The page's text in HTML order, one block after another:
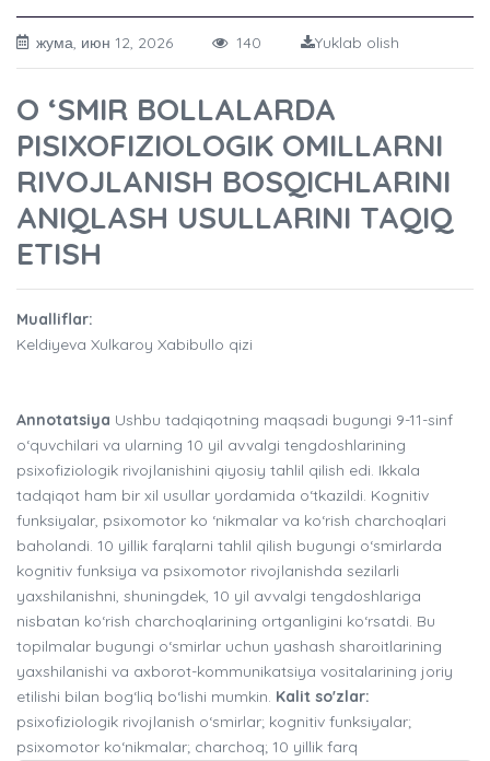
жума, июн 12, 2026 140 Yuklab olish
O ‘SMIR BOLLALARDA
PISIXOFIZIOLOGIK OMILLARNI
RIVOJLANISH BOSQICHLARINI
ANIQLASH USULLARINI TAQIQ
ETISH
Mualliflar:
Keldiyeva Xulkaroy Xabibullo qizi
Annotatsiya Ushbu tadqiqotning maqsadi bugungi 9-11-sinf
o‘quvchilari va ularning 10 yil avvalgi tengdoshlarining
psixofiziologik rivojlanishini qiyosiy tahlil qilish edi. Ikkala
tadqiqot ham bir xil usullar yordamida o‘tkazildi. Kognitiv
funksiyalar, psixomotor ko ‘nikmalar va ko‘rish charchoqlari
baholandi. 10 yillik farqlarni tahlil qilish bugungi o‘smirlarda
kognitiv funksiya va psixomotor rivojlanishda sezilarli
yaxshilanishni, shuningdek, 10 yil avvalgi tengdoshlariga
nisbatan ko‘rish charchoqlarining ortganligini ko‘rsatdi. Bu
topilmalar bugungi o‘smirlar uchun yashash sharoitlarining
yaxshilanishi va axborot-kommunikatsiya vositalarining joriy
etilishi bilan bog‘liq bo‘lishi mumkin. Kalit so'zlar:
psixofiziologik rivojlanish o‘smirlar; kognitiv funksiyalar;
psixomotor ko‘nikmalar; charchoq; 10 yillik farq